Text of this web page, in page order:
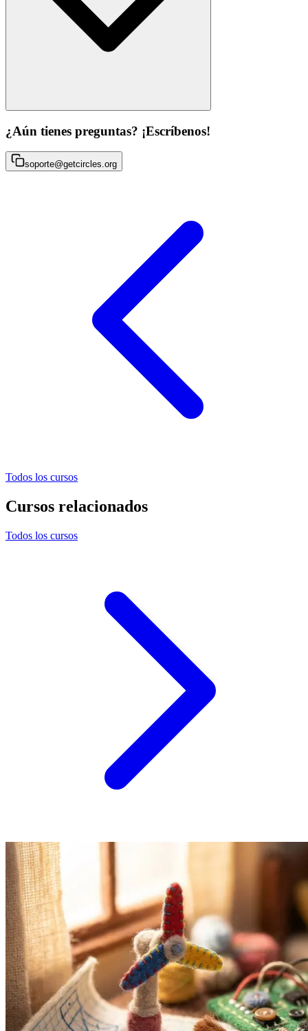
¿Aún tienes preguntas? ¡Escríbenos!
soporte@getcircles.org
Todos los cursos
Cursos relacionados
Todos los cursos